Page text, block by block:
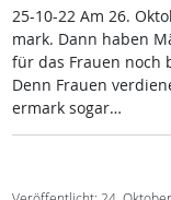
25-10-22 Am 26.
mark. Dann ha­ben
für das Frau­en noch
Denn Frau­en
er­mark so­gar…